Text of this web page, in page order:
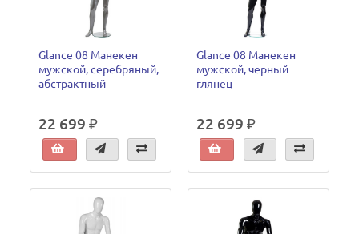
Glance 08 Манекен
мужской, серебряный,
абстрактный
22 699 ₽
Glance 08 Манекен
мужской, черный
глянец
22 699 ₽